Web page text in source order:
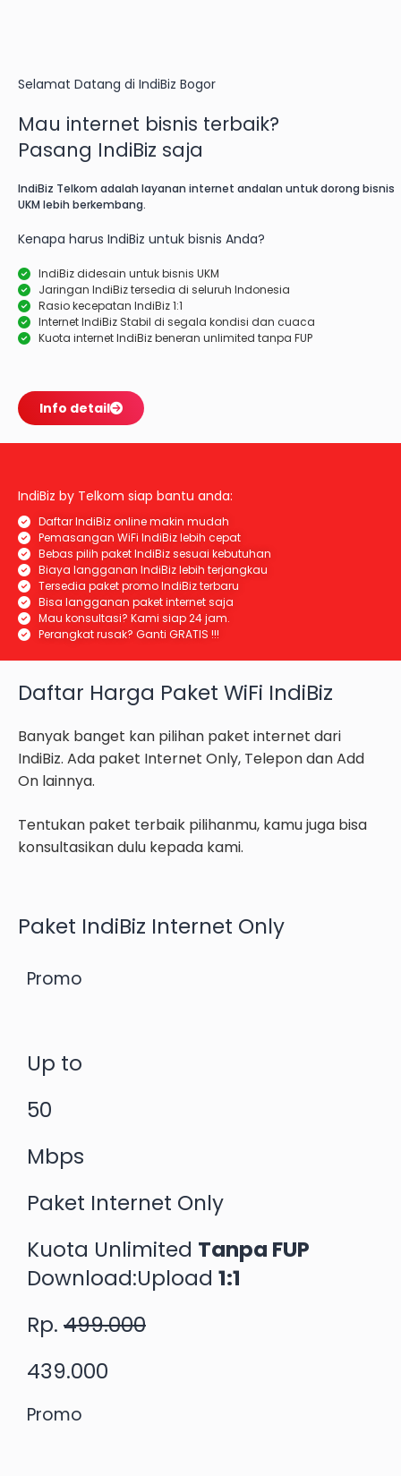
Selamat Datang di IndiBiz Bogor
Mau internet bisnis terbaik?
Pasang IndiBiz saja
IndiBiz Telkom adalah layanan internet andalan untuk dorong bisnis
UKM lebih berkembang.
Kenapa harus IndiBiz untuk bisnis Anda?
IndiBiz didesain untuk bisnis UKM
Jaringan IndiBiz tersedia di seluruh Indonesia
Rasio kecepatan IndiBiz 1:1
Internet IndiBiz Stabil di segala kondisi dan cuaca
Kuota internet IndiBiz beneran unlimited tanpa FUP
Info detail
IndiBiz by Telkom siap bantu anda:
Daftar IndiBiz online makin mudah
Pemasangan WiFi IndiBiz lebih cepat
Bebas pilih paket IndiBiz sesuai kebutuhan
Biaya langganan IndiBiz lebih terjangkau
Tersedia paket promo IndiBiz terbaru
Bisa langganan paket internet saja
Mau konsultasi? Kami siap 24 jam.
Perangkat rusak? Ganti GRATIS !!!
Daftar Harga Paket WiFi IndiBiz
Banyak banget kan pilihan paket internet dari
IndiBiz. Ada paket Internet Only, Telepon dan Add
On lainnya.
Tentukan paket terbaik pilihanmu, kamu juga bisa
konsultasikan dulu kepada kami.​
Paket IndiBiz Internet Only
Promo
Up to
50
Mbps
Paket Internet Only
Kuota Unlimited Tanpa FUP
Download:Upload 1:1
Rp. 499.000
439.000
Promo